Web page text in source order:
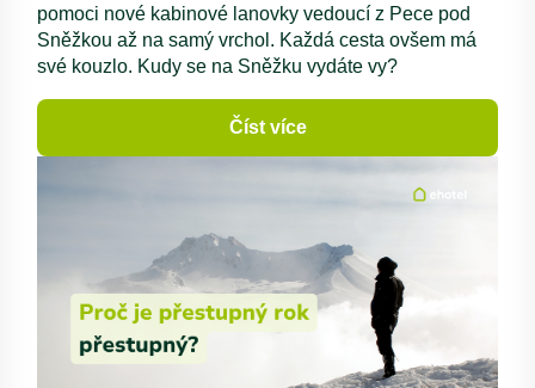
pomoci nové kabinové lanovky vedoucí z Pece pod
Sněžkou až na samý vrchol. Každá cesta ovšem má
své kouzlo. Kudy se na Sněžku vydáte vy?
Číst více